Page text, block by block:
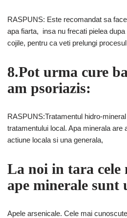
RASPUNS: Este recomandat sa
apa fiarta, insa nu frecati pielea
cojile, pentru ca veti prelungi
8.Pot urma cure
am psoriazis:
RASPUNS:Tratamentul hidro-
tratamentului local. Apa minerala are
actiune locala si una generala,
La noi in tara cele
ape minerale sunt
Apele arsenicale. Cele mai